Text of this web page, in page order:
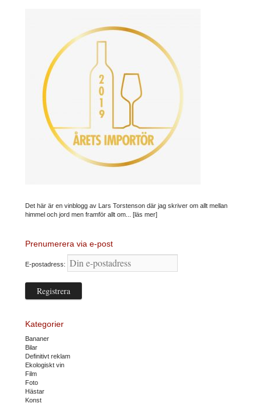
Det här är en vinblogg av Lars Torstenson där jag skriver om allt mellan
himmel och jord men framför allt om... [läs mer]
Prenumerera via e-post
E-postadress:
Kategorier
Bananer
Bilar
Definitivt reklam
Ekologiskt vin
Film
Foto
Hästar
Konst